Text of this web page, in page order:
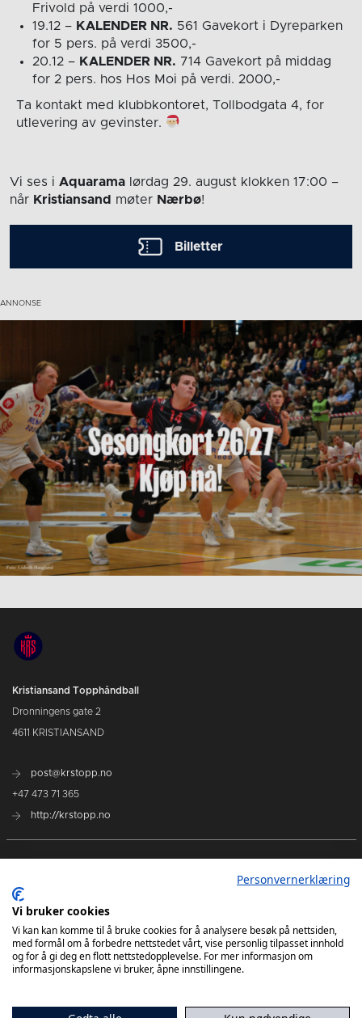
Frivold på verdi 1000,-
19.12 – KALENDER NR. 561 Gavekort i Dyreparken
for 5 pers. på verdi 3500,-
20.12 – KALENDER NR. 714 Gavekort på middag
for 2 pers. hos Hos Moi på verdi. 2000,-
Ta kontakt med klubbkontoret, Tollbodgata 4, for
utlevering av gevinster.
Vi ses i Aquarama lørdag 29. august klokken 17:00 –
når Kristiansand møter Nærbø!
Billetter
Kristiansand Topphåndball
Dronningens gate 2
4611 KRISTIANSAND
post@krstopp.no
+47 473 71 365
http://krstopp.no
Kommende kamper
Tabell
Personvernerklæring
Vi bruker cookies
Vi kan kan komme til å bruke cookies for å analysere besøk på nettsiden,
med formål om å forbedre nettstedet vårt, vise personlig tilpasset innhold
og for å gi deg en flott nettstedopplevelse. For mer informasjon om
informasjonskapslene vi bruker, åpne innstillingene.